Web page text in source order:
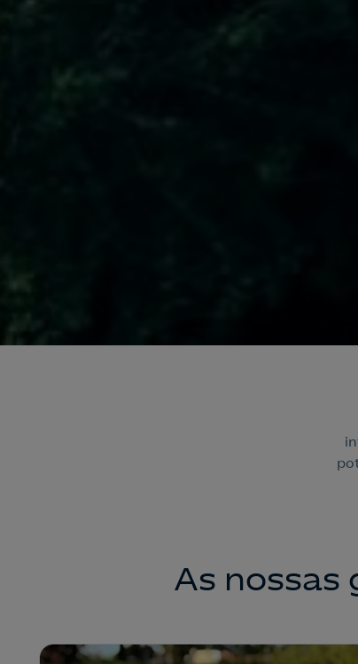
As nossas